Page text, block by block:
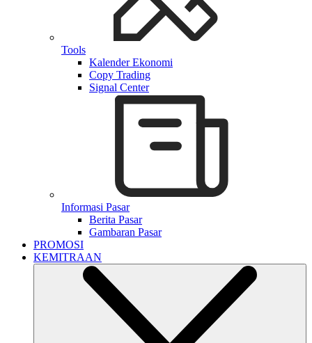
Tools
Kalender Ekonomi
Copy Trading
Signal Center
Informasi Pasar
Berita Pasar
Gambaran Pasar
PROMOSI
KEMITRAAN